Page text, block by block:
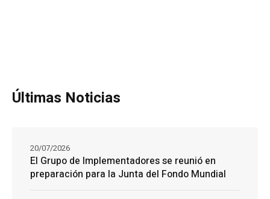
Últimas Noticias
El Grupo de Implementadores se reunió en
preparación para la Junta del Fondo Mundial
20/07/2026